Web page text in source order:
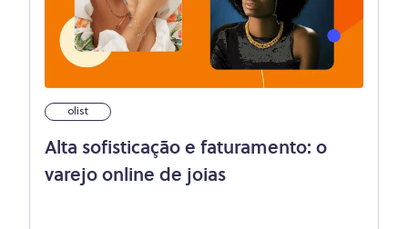
olist
Alta sofisticação e faturamento: o
varejo online de joias